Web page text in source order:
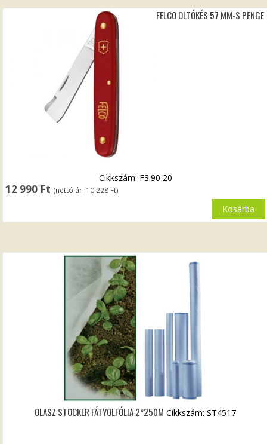
FELCO OLTÓKÉS 57 MM-S PENGE
12 990 Ft (nettó ár: 10 228 Ft)
Cikkszám: F3.90 20
Kosárba
OLASZ STOCKER FÁTYOLFÓLIA 2*250M Cikkszám: ST4517